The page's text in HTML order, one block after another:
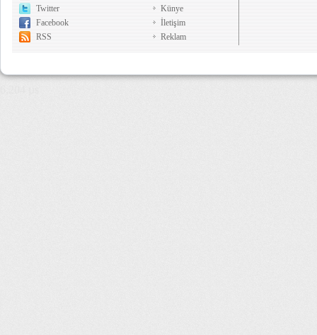
Twitter
Facebook
RSS
Künye
İletişim
Reklam